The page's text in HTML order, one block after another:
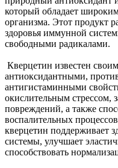
который обладает
организма. Этот продукт
здоровья иммунной
свободными радикалами.
Кверцетин известен
антиоксидантными,
антигистаминными
окислительным стрессом,
повреждений, а также
воспалительных
кверцетин поддерживает
системы, улучшает
способствовать